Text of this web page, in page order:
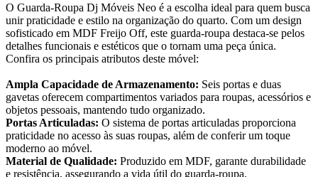
O Guarda-Roupa Dj Móveis Neo é a escolha ideal para quem busca
unir praticidade e estilo na organização do quarto. Com um design
sofisticado em MDF Freijo Off, este guarda-roupa destaca-se pelos
detalhes funcionais e estéticos que o tornam uma peça única.
Confira os principais atributos deste móvel:
Ampla Capacidade de Armazenamento: Seis portas e duas
gavetas oferecem compartimentos variados para roupas, acessórios e
objetos pessoais, mantendo tudo organizado.
Portas Articuladas: O sistema de portas articuladas proporciona
praticidade no acesso às suas roupas, além de conferir um toque
moderno ao móvel.
Material de Qualidade: Produzido em MDF, garante durabilidade
e resistência, assegurando a vida útil do guarda-roupa.